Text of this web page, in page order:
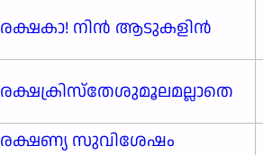
രക്ഷകാ! നിൻ ആടുകളിൻ
രക്ഷക്രിസ്തേശുമൂലമല്ലാതെ
രക്ഷണ്യ സുവിശേഷം